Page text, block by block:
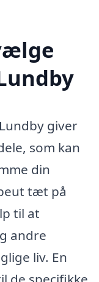
giver
som kan
din
tæt på
til at
andre
liv. En